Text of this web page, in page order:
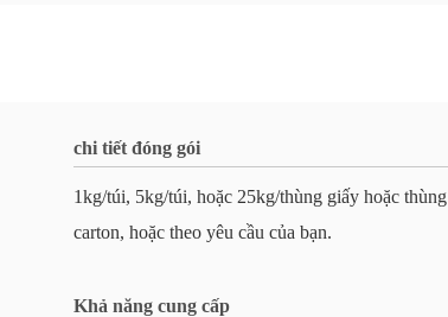
chi tiết đóng gói
1kg/túi, 5kg/túi, hoặc 25kg/thùng giấy hoặc thùng
carton, hoặc theo yêu cầu của bạn.
Khả năng cung cấp